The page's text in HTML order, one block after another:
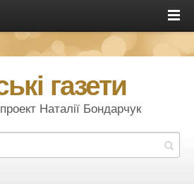
газети
Наталії Бондарчук